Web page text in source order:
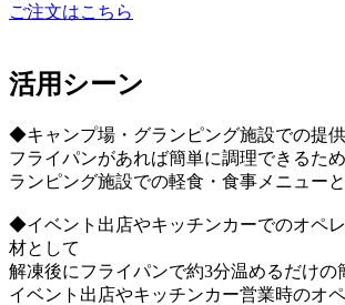
ご注文はこちら
活用シーン
◆キャンプ場・グランピング施設での提
フライパンがあれば簡単に調理できるた
ランピング施設での軽食・食事メニュー
◆イベント出店やキッチンカーでのオペ
材として
解凍後にフライパンで約3分温めるだけの
イベント出店やキッチンカー営業時のオ